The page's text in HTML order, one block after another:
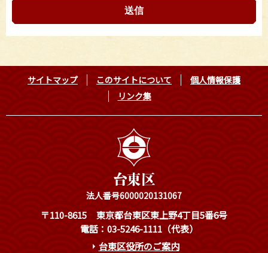
サイトマップ このサイトについて
個人情報保護
リンク集
法人番号6000020131067
〒110-8615
東京都台東区東上野4丁目5番6号
電話：03-5246-1111（代表）
台東区役所のご案内